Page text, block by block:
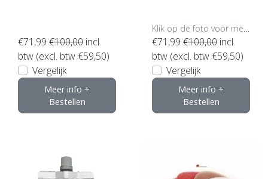
€71,99 €100,00 incl.
btw (excl. btw €59,50)
Vergelijk
Meer info +
Bestellen
€71,99 €100,00 incl.
btw (excl. btw €59,50)
Vergelijk
Meer info +
Bestellen